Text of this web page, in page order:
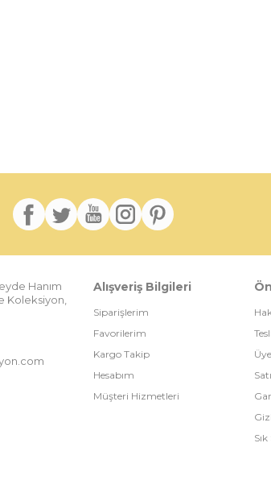
Hanım
Koleksiyon,
Alışveriş Bilgileri
Siparişlerim
Favorilerim
Kargo Takip
Hesabım
Müşteri Hizmetleri